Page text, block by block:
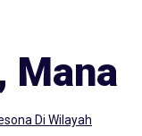
Mana